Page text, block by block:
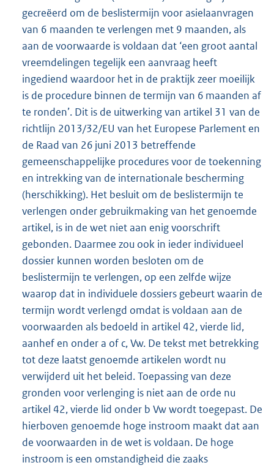
gecreëerd om de beslistermijn voor asielaanvragen
van 6 maanden te verlengen met 9 maanden, als
aan de voorwaarde is voldaan dat ‘een groot aantal
vreemdelingen tegelijk een aanvraag heeft
ingediend waardoor het in de praktijk zeer moeilijk
is de procedure binnen de termijn van 6 maanden af
te ronden’. Dit is de uitwerking van artikel 31 van de
richtlijn 2013/32/EU van het Europese Parlement en
de Raad van 26 juni 2013 betreffende
gemeenschappelijke procedures voor de toekenning
en intrekking van de internationale bescherming
(herschikking). Het besluit om de beslistermijn te
verlengen onder gebruikmaking van het genoemde
artikel, is in de wet niet aan enig voorschrift
gebonden. Daarmee zou ook in ieder individueel
dossier kunnen worden besloten om de
beslistermijn te verlengen, op een zelfde wijze
waarop dat in individuele dossiers gebeurt waarin de
termijn wordt verlengd omdat is voldaan aan de
voorwaarden als bedoeld in artikel 42, vierde lid,
aanhef en onder a of c, Vw. De tekst met betrekking
tot deze laatst genoemde artikelen wordt nu
verwijderd uit het beleid. Toepassing van deze
gronden voor verlenging is niet aan de orde nu
artikel 42, vierde lid onder b Vw wordt toegepast. De
hierboven genoemde hoge instroom maakt dat aan
de voorwaarden in de wet is voldaan. De hoge
instroom is een omstandigheid die zaaks